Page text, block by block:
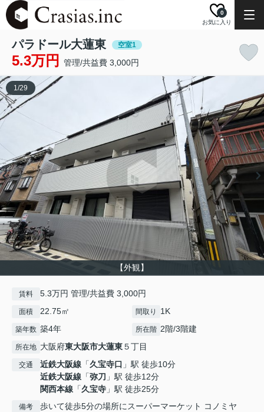
お気に入り
0
パラドール大蓮東 空室1
5.3万円 管理/共益費 3,000円
【外観】
1/29
賃料 5.3万円 管理/共益費 3,000円
面積 22.75㎡ 間取り 1K
築年数 築4年 所在階 2階/3階建
所在地 大阪府東大阪市大蓮東５丁目
交通 近鉄大阪線 「久宝寺口 」駅 徒歩10分
近鉄大阪線 「弥刀 」駅 徒歩12分
関西本線 「久宝寺 」駅 徒歩25分
備考
歩いて徒歩5分の場所にスーパーマーケット コノミヤ